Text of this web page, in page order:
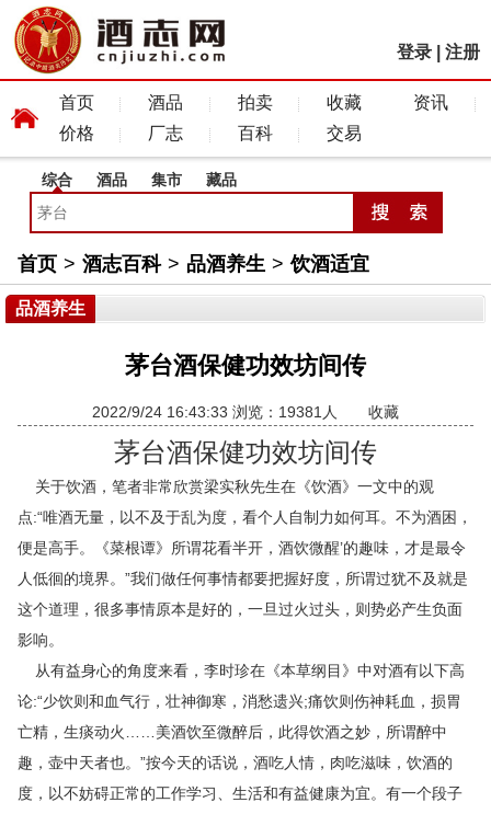
登录 注册
首页 酒品 拍卖 收藏
资讯
价格
厂志 百科 交易
综合 酒品 集市 藏品
首页 > 酒志百科 > 品酒养生 > 饮酒适宜
品酒养生
茅台酒保健功效坊间传
2022/9/24 16:43:33 浏览：19381人 收藏
茅台酒保健功效坊间传
关于饮酒，笔者非常欣赏梁实秋先生在《饮酒》一文中的观
点:“唯酒无量，以不及于乱为度，看个人自制力如何耳。不为酒困，
便是高手。《菜根谭》所谓花看半开，酒饮微醒’的趣味，才是最令
人低徊的境界。”我们做任何事情都要把握好度，所谓过犹不及就是
这个道理，很多事情原本是好的，一旦过火过头，则势必产生负面
影响。
从有益身心的角度来看，李时珍在《本草纲目》中对酒有以下高
论:“少饮则和血气行，壮神御寒，消愁遗兴;痛饮则伤神耗血，损胃
亡精，生痰动火……美酒饮至微醉后，此得饮酒之妙，所谓醉中
趣，壶中天者也。”按今天的话说，酒吃人情，肉吃滋味，饮酒的
度，以不妨碍正常的工作学习、生活和有益健康为宜。有一个段子